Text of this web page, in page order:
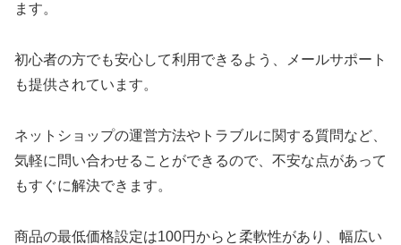
ます。
初心者の方でも安心して利用できるよう、メールサポート
も提供されています。
ネットショップの運営方法やトラブルに関する質問など、
気軽に問い合わせることができるので、不安な点があって
もすぐに解決できます。
商品の最低価格設定は100円からと柔軟性があり、幅広い